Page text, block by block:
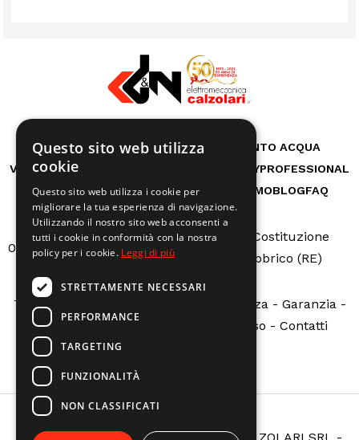
RICAMBI CASA AUTO E BICITRATTAMENTO ACQUA
VITA ALL'APERTO
HOBBYPROFESSIONAL
MACCHINE A NOLEGGIOSERVIZI CHI SIAMOBLOGFAQ
0522665507 info@calzolarire.it
Via Della Costituzione
N.162 - Fabbrico (RE)
Termini e condizioni Servizio assistenza- Garanzia-
Sovvenzioni pubbliche
Richiedi reso - Contatti
Questo sito web utilizza
cookie
Questo sito web utilizza i cookie per
migliorare la tua esperienza di navigazione.
Utilizzando il nostro sito web acconsenti a
tutti i cookie in conformità con la nostra
policy per i cookie. Leggi di più
STRETTAMENTE NECESSARI
PERFORMANCE
TARGETING
FUNZIONALITÀ
NON CLASSIFICATI